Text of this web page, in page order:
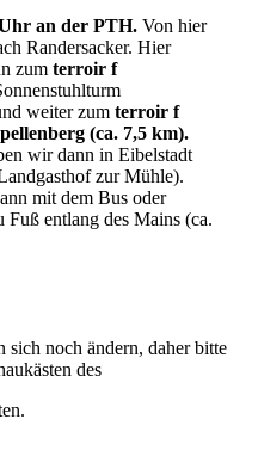
an der PTH. Von hier
Randersacker. Hier
zum terroir f
weiter zum terroir f
(ca. 7,5 km).
wir dann in Eibelstadt
zur Mühle).
mit dem Bus oder
Fuß entlang des Mains (ca.
noch ändern, daher bitte
des